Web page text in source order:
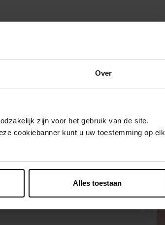
Over
zijn voor het gebruik van de site.
cookiebanner kunt u uw toestemming op elk
Alles toestaan
?